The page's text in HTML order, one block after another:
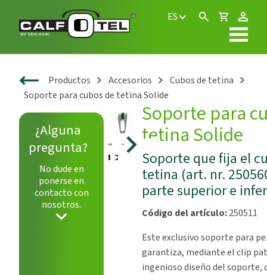
ES
Productos Accesorios
Cubos de tetina
Soporte para cubos de tetina Solide
¿Alguna
pregunta?
No dude en
ponerse en
contacto con
nosotros.
Play
Soporte para
tetina Solide
Soporte que fija el
tetina (art. nr.
parte superior e
Código del artículo:250511
Este exclusivo soporte para
garantiza, mediante el clip
ingenioso diseño del soporte,